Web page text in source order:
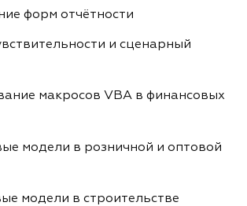
форм отчётности
и сценарный
макросов VBA в финансовых
модели в розничной и оптовой
модели в строительстве